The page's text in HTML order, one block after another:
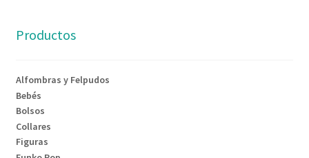
Productos
Alfombras y Felpudos
Bebés
Bolsos
Collares
Figuras